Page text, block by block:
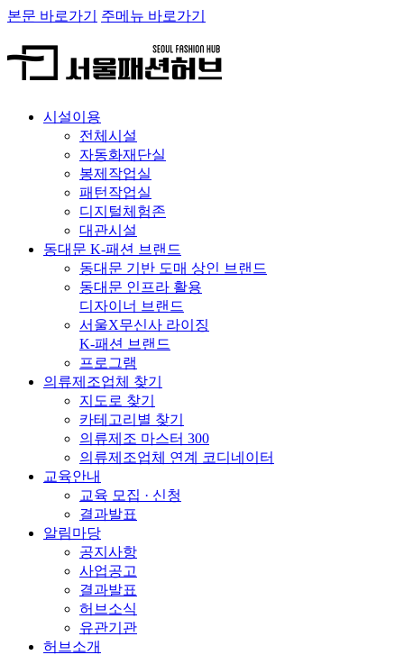
본문 바로가기 주메뉴 바로가기
시설이용
전체시설
자동화재단실
봉제작업실
패턴작업실
디지털체험존
대관시설
동대문 K-패션 브랜드
동대문 기반 도매 상인 브랜드
동대문 인프라 활용
디자이너 브랜드
서울X무신사 라이징
K-패션 브랜드
프로그램
의류제조업체 찾기
지도로 찾기
카테고리별 찾기
의류제조 마스터 300
의류제조업체 연계 코디네이터
교육안내
교육 모집 · 신청
결과발표
알림마당
공지사항
사업공고
결과발표
허브소식
유관기관
허브소개